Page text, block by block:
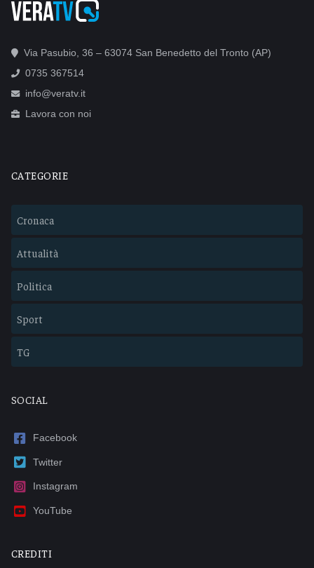
Via Pasubio, 36 – 63074 San Benedetto del Tronto (AP)
0735 367514
info@veratv.it
Lavora con noi
CATEGORIE
Cronaca
Attualità
Politica
Sport
TG
SOCIAL
Facebook
Twitter
Instagram
YouTube
CREDITI